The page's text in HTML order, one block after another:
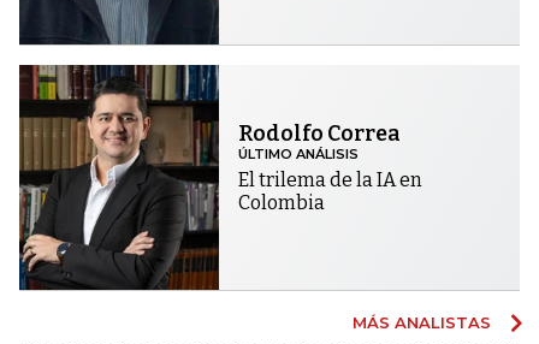
Rodolfo Correa
ÚLTIMO ANÁLISIS
El trilema de la IA en
Colombia
MÁS ANALISTAS